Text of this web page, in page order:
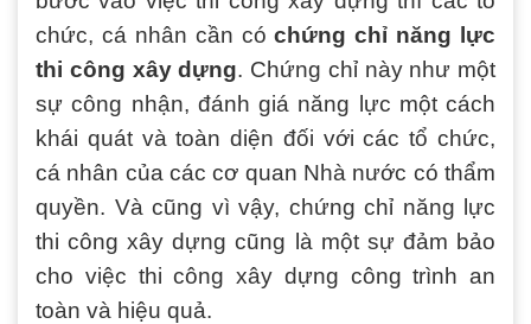
chức, cá nhân cần cóchứng chỉ năng lực
thi công xây dựng. Chứng chỉ này như một
sự công nhận, đánh giá năng lực một cách
khái quát và toàn diện đối với các tổ chức,
cá nhân của các cơ quan Nhà nước có thẩm
quyền. Và cũng vì vậy, chứng chỉ năng lực
thi công xây dựng cũng là một sự đảm bảo
cho việc thi công xây dựng công trình an
toàn và hiệu quả.